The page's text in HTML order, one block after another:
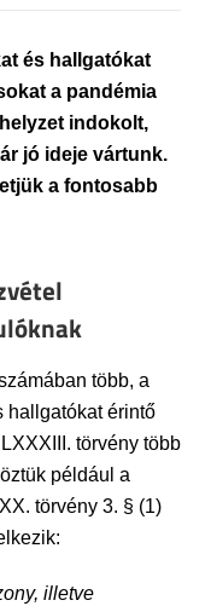
és hallgatókat
a pandémia
indokolt,
jó ideje vártunk.
a fontosabb
több, a
hallgatókat érintő
törvény több
például a
törvény 3. § (1)
illetve